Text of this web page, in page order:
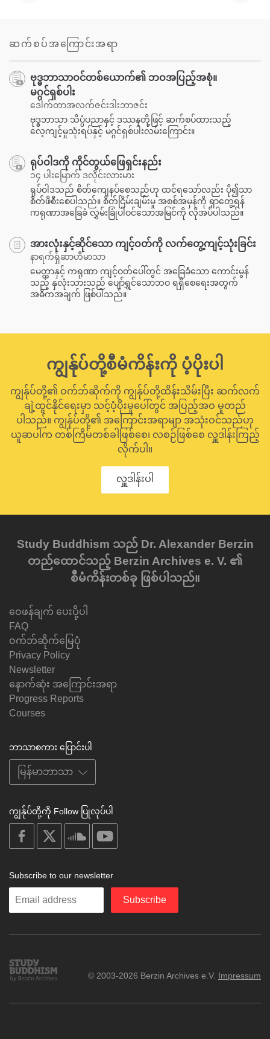
ဆက်စပ်အကြောင်းအရာ
ဗုဒ္ဓဘာသာဝင်တစ်ယောက်၏ ဘဝအပြည့်အစုံ။
မဂ္ဂင်ရှစ်ပါး
ဒေါက်တာအလက်ဇင်းဒါးဘာဇင်း
ဗုဒ္ဓဘာသာ သိပ္ပံပညာနှင့် ဒဿနတို့ဖြင့် ဆက်စပ်ထားသည့်
လေ့ကျင့်မှုသုံးရပ်နှင့် မဂ္ဂင်ရှစ်ပါးလမ်းကြောင်း။
ရုပ်ဝါဒကို ကိုင်တွယ်ဖြေရှင်းနည်း
၁၄ ပါးမြောက် ဒလိုင်းလားမား
ရုပ်ဝါဒသည် စိတ်ကျေနပ်စေသည်ဟု ထင်ရသော်လည်း ပို၍သာ
စိတ်ဖိစီးစေပါသည်။ စိတ်ငြိမ်းချမ်းမှု အစစ်အမှန်ကို ရှာတွေ့ရန်
ကရုဏာအခြေခံ လွှမ်းခြုံပါဝင်သောအမြင်ကို လိုအပ်ပါသည်။
အားလုံးနှင့်ဆိုင်သော ကျင့်ဝတ်ကို လက်တွေ့ကျင့်သုံးခြင်း
နာရက်ရှ်ဆာဟီမာသာ
မေတ္တာနှင့် ကရုဏာ ကျင့်ဝတ်ပေါ်တွင် အခြေခံသော ကောင်းမွန်
သည့် နှလုံးသားသည် ပျော်ရွှင်သောဘဝ ရရှိစေရေးအတွက်
အဓိကအချက် ဖြစ်ပါသည်။
ကျွန်ုပ်တို့စီမံကိန်းကို ပံ့ပိုးပါ
ကျွန်ုပ်တို့၏ ဝက်ဘ်ဆိုက်ကို ကျွန်ုပ်တို့ထိန်းသိမ်းပြီး ဆက်လက်
ချဲ့ထွင်နိုင်ရေးမှာ သင့်ပံ့ပိုးမှုပေါ်တွင် အပြည့်အဝ မူတည်
ပါသည်။ ကျွန်ုပ်တို့၏ အကြောင်းအရာမျာ အသုံးဝင်သည်ဟု
ယူဆပါက တစ်ကြိမ်တစ်ခါဖြစ်စေ၊ လစဉ်ဖြစ်စေ လှူဒါန်းကြည့်
လိုက်ပါ။
လှူဒါန်းပါ
Study Buddhism သည် Dr. Alexander Berzin
တည်ထောင်သည့် Berzin Archives e. V. ၏
စီမံကိန်းတစ်ခု ဖြစ်ပါသည်။
ဝေဖန်ချက် ပေးပို့ပါ
FAQ
ဝက်ဘ်ဆိုက်မြေပုံ
Privacy Policy
Newsletter
နောက်ဆုံး အကြောင်းအရာ
Progress Reports
Courses
ဘာသာစကား ပြောင်းပါ
ကျွန်ုပ်တို့ကို Follow ပြုလုပ်ပါ
on
facebook
soundcloud
Subscribe to our newsletter
Enter
Subscribe
Study
Buddhism
© 2003-2026 Berzin Archives e.V. Impressum